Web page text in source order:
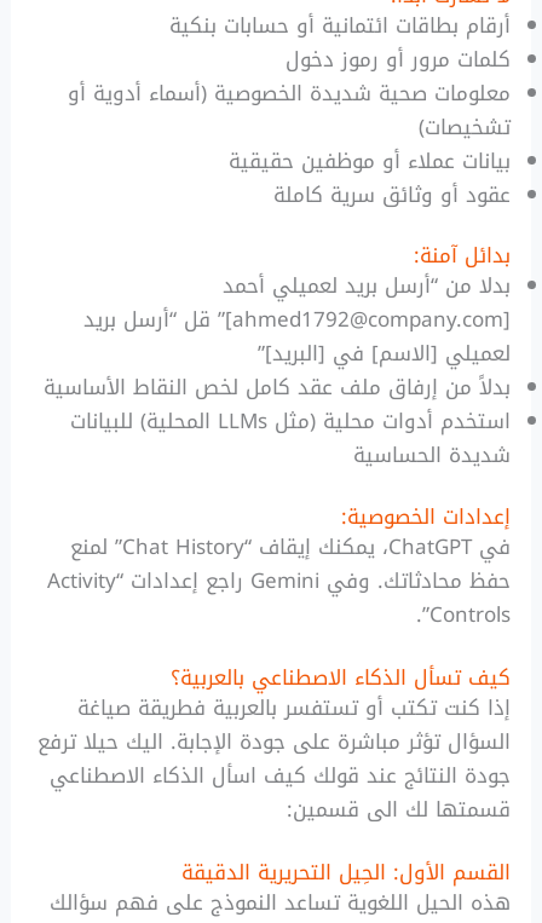
أرقام بطاقات ائتمانية أو حسابات بنكية
كلمات مرور أو رموز دخول
معلومات صحية شديدة الخصوصية (أسماء أدوية أو
تشخيصات)
بيانات عملاء أو موظفين حقيقية
عقود أو وثائق سرية كاملة
بدائل آمنة:
بدلا من “أرسل بريد لعميلي أحمد
[ahmed1792@company.com]” قل “أرسل بريد
لعميلي [الاسم] في [البريد]”
بدلاً من إرفاق ملف عقد كامل لخص النقاط الأساسية
استخدم أدوات محلية (مثل LLMs المحلية) للبيانات
شديدة الحساسية
إعدادات الخصوصية:
في ChatGPT، يمكنك إيقاف “Chat History” لمنع
حفظ محادثاتك. وفي Gemini راجع إعدادات “Activity
Controls”.
كيف تسأل الذكاء الاصطناعي بالعربية؟
إذا كنت تكتب أو تستفسر بالعربية فطريقة صياغة
السؤال تؤثر مباشرة على جودة الإجابة. اليك حيلا ترفع
جودة النتائج عند قولك كيف اسأل الذكاء الاصطناعي
قسمتها لك الى قسمين:
القسم الأول: الحِيل التحريرية الدقيقة
هذه الحيل اللغوية تساعد النموذج على فهم سؤالك